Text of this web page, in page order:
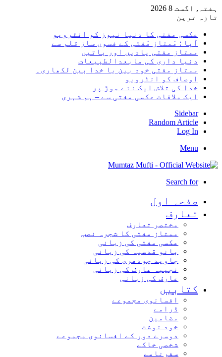
ہفتہ, اگست 8 2026
تازہ ترین
عکسی مفتی کا دنیا نیوز کو انٹرویو
آپا : مْمتاز مْفتی کے فسوں ساز قلم سے
ممتاز مفتی یادیں اور باتیں
دنیا داری کی مابعدالطبیعات
ممتاز مفتی خود بین یا خدا بین لکھاری۔
اوصاف کو انٹرویو
خدا کی تلاش ایک نئے موڑ پر
ایک ملاقات عکسی مفتی سے – ہم شہری
Sidebar
Random Article
Log In
Menu
Search for
صفحہ اول
تعارف
مختصر تعارف
ممتاز مفتی کا شجرہ نصب
عکسی مفتی کی زبانی
بانو قدسیہ کی زبانی
جاوید چودھری کی زبانی
نجیبہ عارف کی زبانی
عارف کی زبانی
کتابیں
افسانوی مجموعے
ڈرامے
مضامین
خود نوشت
دوسرے دور کے افسانوی مجموعے
شخصی خاکے
سفرنامے